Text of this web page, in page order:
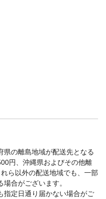
県の離島地域が配送先となる
円、沖縄県およびその他離
ら以外の配送地域でも、一部
合がございます。
指定日通り届かない場合がご